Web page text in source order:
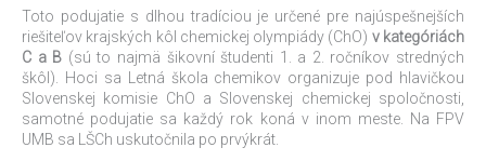
Toto podujatie s dlhou tradíciou je určené pre najúspešnejších
riešiteľov krajských kôl chemickej olympiády (ChO) v kategóriách
C a B (sú to najmä šikovní študenti 1. a 2. ročníkov stredných
škôl). Hoci sa Letná škola chemikov organizuje pod hlavičkou
Slovenskej komisie ChO a Slovenskej chemickej spoločnosti,
samotné podujatie sa každý rok koná v inom meste. Na FPV
UMB sa LŠCh uskutočnila po prvýkrát.